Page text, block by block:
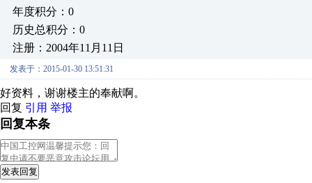
年度积分：0
历史总积分：0
注册：2004年11月11日
发表于：2015-01-30 13:51:31
好资料，谢谢楼主的奉献啊。
回复 引用 举报
回复本条
发表回复